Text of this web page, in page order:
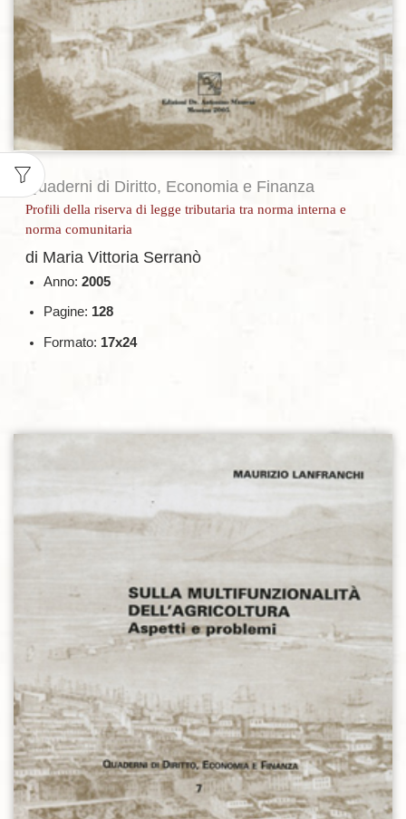
Quaderni di Diritto, Economia e Finanza
Profili della riserva di legge tributaria tra norma interna e
norma comunitaria
di Maria Vittoria Serranò
Anno: 2005
Pagine: 128
Formato: 17x24
Aggiungi alla lista dei desideri